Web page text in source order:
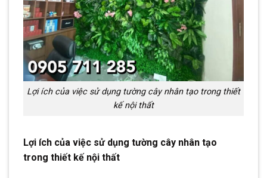
Lợi ích của việc sử dụng tường cây nhân tạo trong thiết
kế nội thất
Lợi ích của việc sử dụng tường cây nhân tạo
trong thiết kế nội thất